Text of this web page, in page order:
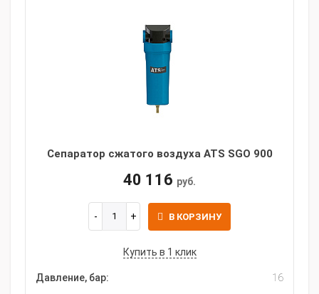
Сепаратор сжатого воздуха ATS SGO 900
40 116 руб.
В КОРЗИНУ
Купить в 1 клик
Давление, бар: 16